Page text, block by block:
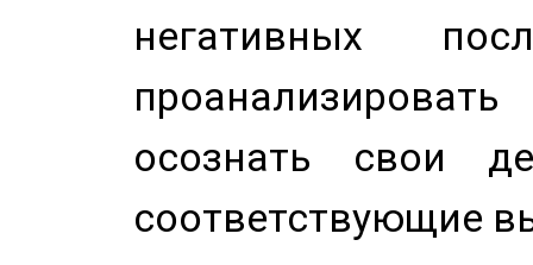
негативных
осознать свои
соответствующие